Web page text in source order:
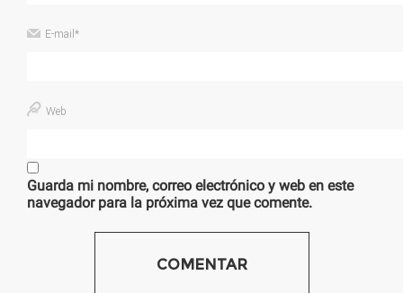
E-mail *
Web
Guarda mi nombre, correo electrónico y web en este
navegador para la próxima vez que comente.